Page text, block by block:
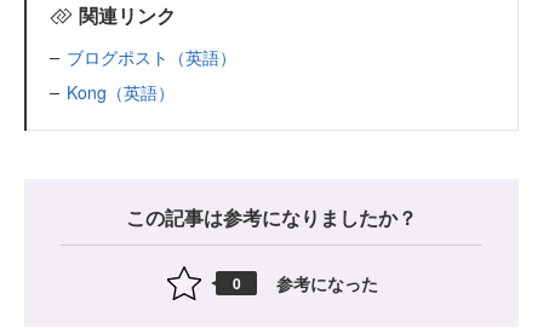
関連リンク
ブログポスト（英語）
Kong（英語）
この記事は参考になりましたか？
0 参考になった